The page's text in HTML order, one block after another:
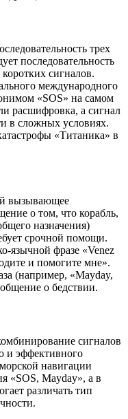
трех
последовательность
сигналов.
международного
«SOS» на самом
расшифровка, а сигнал
в сложных условиях.
«Титаника» в
вызывающее
о том, что корабль,
назначения)
срочной помощи.
язычной фразе «Venez
и помогите мне».
(например, «Mayday,
о бедствии.
сигналов
и эффективного
навигации
«SOS, Mayday», а в
различать тип